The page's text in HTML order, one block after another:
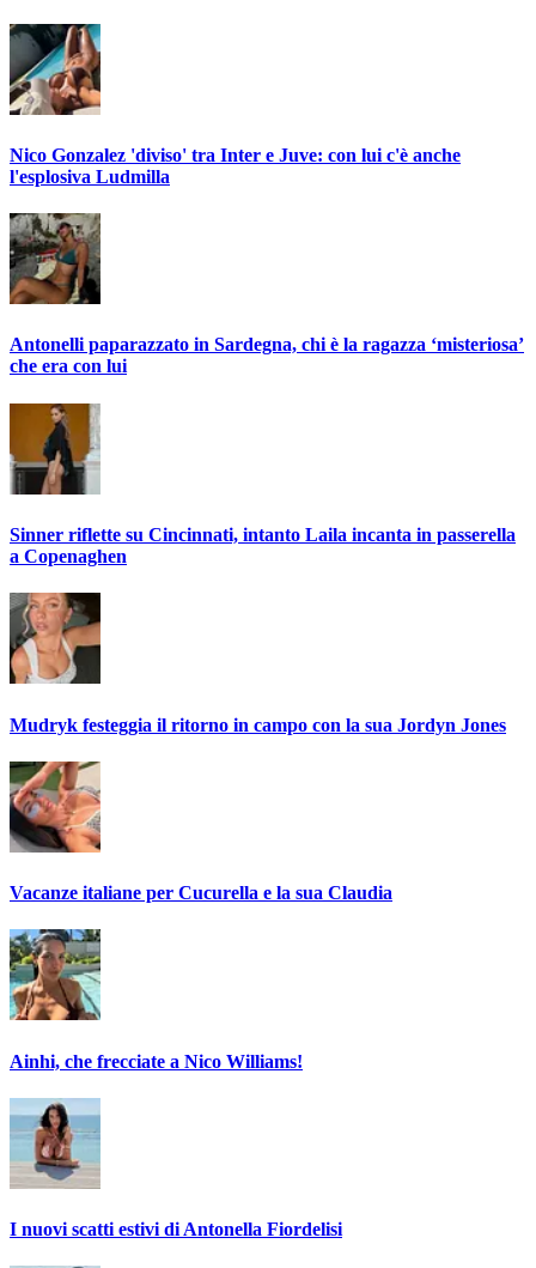
Nico Gonzalez 'diviso' tra Inter e Juve: con lui c'è anche
l'esplosiva Ludmilla
Antonelli paparazzato in Sardegna, chi è la ragazza ‘misteriosa’
che era con lui
Sinner riflette su Cincinnati, intanto Laila incanta in passerella
a Copenaghen
Mudryk festeggia il ritorno in campo con la sua Jordyn Jones
Vacanze italiane per Cucurella e la sua Claudia
Ainhi, che frecciate a Nico Williams!
I nuovi scatti estivi di Antonella Fiordelisi